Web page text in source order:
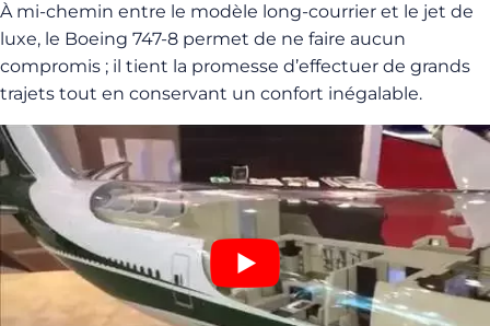
À mi-chemin entre le modèle long-courrier et le jet de
luxe, le Boeing 747-8 permet de ne faire aucun
compromis ; il tient la promesse d’effectuer de grands
trajets tout en conservant un confort inégalable.